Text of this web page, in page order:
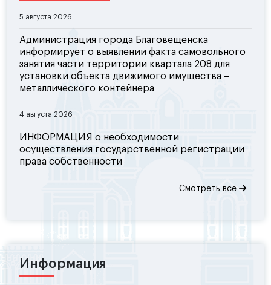
5 августа 2026
Администрация города Благовещенска
информирует о выявлении факта самовольного
занятия части территории квартала 208 для
установки объекта движимого имущества –
металлического контейнера
4 августа 2026
ИНФОРМАЦИЯ о необходимости
осуществления государственной регистрации
права собственности
Смотреть все
Информация